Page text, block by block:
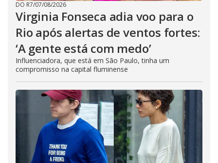
DO R7/07/08/2026
Virginia Fonseca adia voo para o
Rio após alertas de ventos fortes:
‘A gente está com medo’
Influenciadora, que está em São Paulo, tinha um
compromisso na capital fluminense